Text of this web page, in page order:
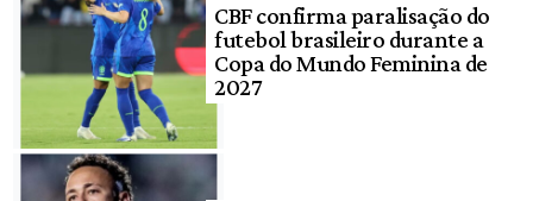
CBF confirma paralisação do
futebol brasileiro durante a
Copa do Mundo Feminina de
2027